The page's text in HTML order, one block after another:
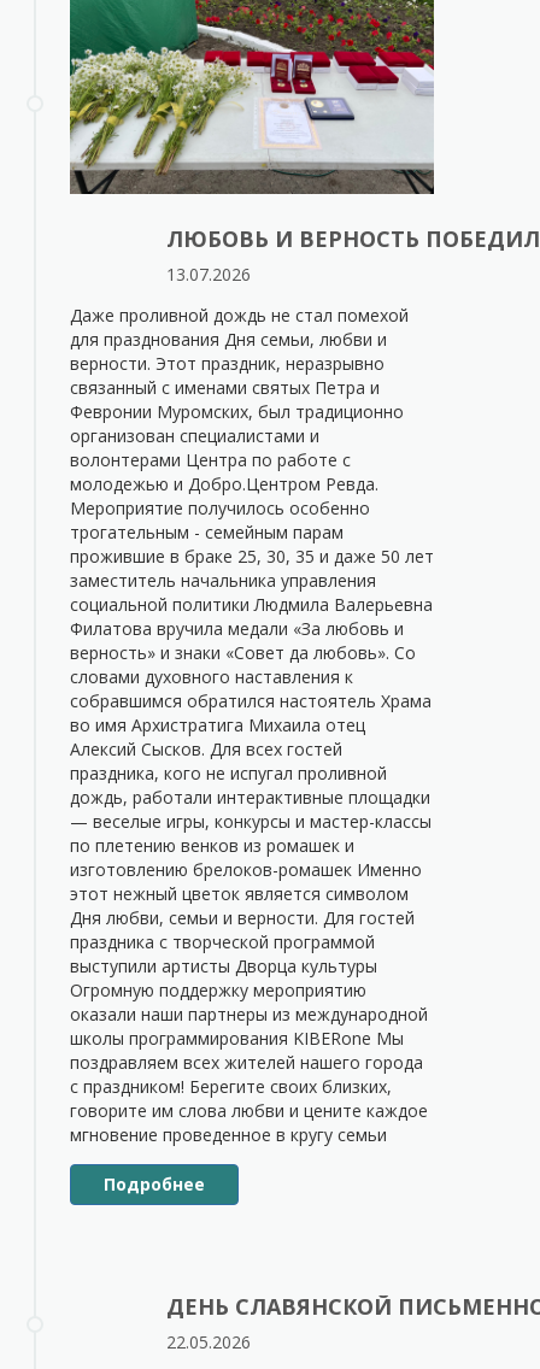
ЛЮБОВЬ И ВЕРНОСТЬ
13.07.2026
Даже проливной дождь не стал помехой
для празднования Дня семьи, любви и
верности. Этот праздник, неразрывно
связанный с именами святых Петра и
Февронии Муромских, был традиционно
организован специалистами и
волонтерами Центра по работе с
молодежью и Добро.Центром Ревда.
Мероприятие получилось особенно
трогательным - семейным парам
прожившие в браке 25, 30, 35 и даже 50 лет
заместитель начальника управления
социальной политики Людмила Валерьевна
Филатова вручила медали «За любовь и
верность» и знаки «Совет да любовь». Со
словами духовного наставления к
собравшимся обратился настоятель Храма
во имя Архистратига Михаила отец
Алексий Сысков. Для всех гостей
праздника, кого не испугал проливной
дождь, работали интерактивные площадки
— веселые игры, конкурсы и мастер-классы
по плетению венков из ромашек и
изготовлению брелоков-ромашек Именно
этот нежный цветок является символом
Дня любви, семьи и верности. Для гостей
праздника с творческой программой
выступили артисты Дворца культуры
Огромную поддержку мероприятию
оказали наши партнеры из международной
школы программирования KIBERone Мы
поздравляем всех жителей нашего города
с праздником! Берегите своих близких,
говорите им слова любви и цените каждое
мгновение проведенное в кругу семьи
Подробнее
ДЕНЬ СЛАВЯНСКОЙ
22.05.2026